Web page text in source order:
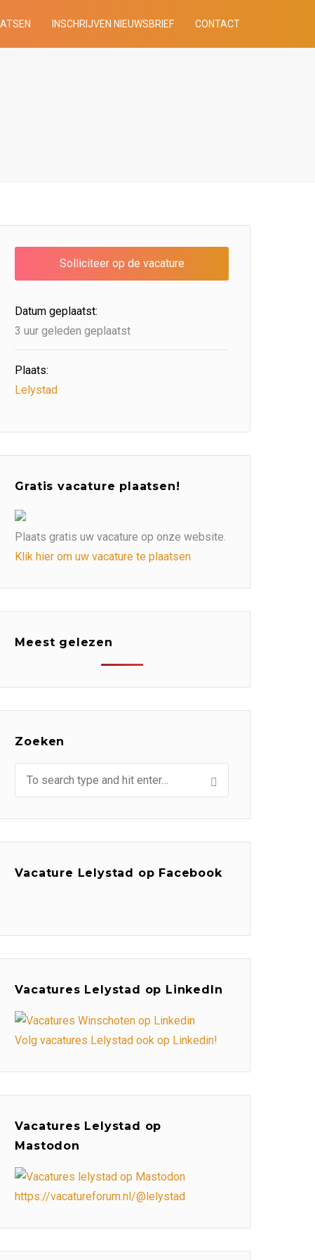
INSCHRIJVEN NIEUWSBRIEF CONTACT
Datum geplaatst:
3 uur geleden geplaatst
Plaats:
Lelystad
Gratis vacature plaatsen!
Plaats gratis uw vacature op onze website.
Klik hier om uw vacature te plaatsen
Meest gelezen
Zoeken
Vacature Lelystad op Facebook
Vacatures Lelystad op LinkedIn
Volg vacatures Lelystad ook op Linkedin!
Vacatures Lelystad op
Mastodon
https://vacatureforum.nl/@lelystad